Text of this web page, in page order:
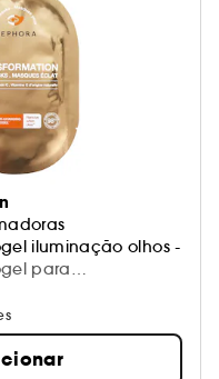
iluminação olhos -
para
- vitamina c (1